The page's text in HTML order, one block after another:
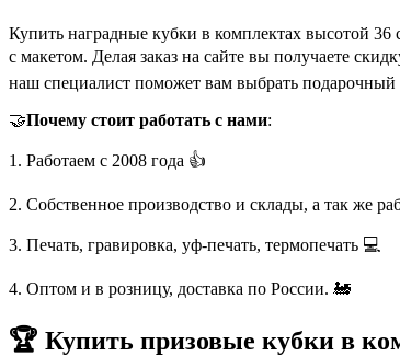
Купить наградные кубки в комплектах высотой
с макетом. Делая заказ на сайте вы получаете
наш специалист поможет вам выбрать
🤝Почему стоит работать с нами:
1. Работаем с 2008 года 👍
2. Собственное производство и склады, а так же
3. Печать, гравировка, уф-печать, термопечать 💻
4. Оптом и в розницу, доставка по России. 🚂
🏆 Купить призовые кубки в